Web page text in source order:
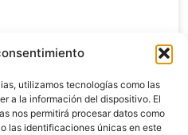
utilizamos tecnologías como las
a la información del dispositivo. El
nos permitirá procesar datos como
las identificaciones únicas en este